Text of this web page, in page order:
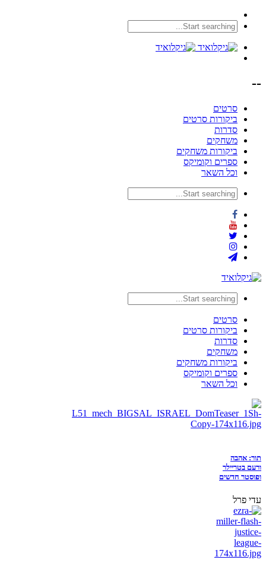
--
סרטים
ביקורות סרטים
סדרות
משחקים
ביקורות משחקים
ספרים וקומיקס
וכל השאר
סרטים
ביקורות סרטים
סדרות
משחקים
ביקורות משחקים
ספרים וקומיקס
וכל השאר
תור: אהבה
ורעם בטריילר
ופוסטר חדשים
עדי פרל